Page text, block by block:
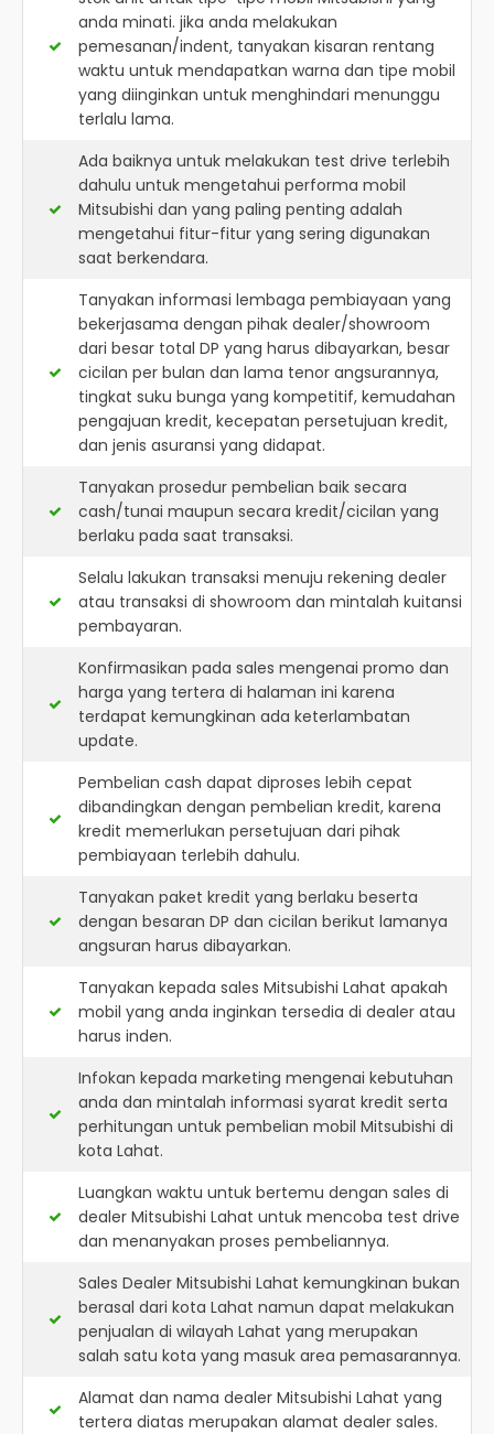
anda minati. jika anda melakukan
pemesanan/indent, tanyakan kisaran rentang
waktu untuk mendapatkan warna dan tipe mobil
yang diinginkan untuk menghindari menunggu
terlalu lama.
Ada baiknya untuk melakukan test drive terlebih
dahulu untuk mengetahui performa mobil
Mitsubishi dan yang paling penting adalah
mengetahui fitur-fitur yang sering digunakan
saat berkendara.
Tanyakan informasi lembaga pembiayaan yang
bekerjasama dengan pihak dealer/showroom
dari besar total DP yang harus dibayarkan, besar
cicilan per bulan dan lama tenor angsurannya,
tingkat suku bunga yang kompetitif, kemudahan
pengajuan kredit, kecepatan persetujuan kredit,
dan jenis asuransi yang didapat.
Tanyakan prosedur pembelian baik secara
cash/tunai maupun secara kredit/cicilan yang
berlaku pada saat transaksi.
Selalu lakukan transaksi menuju rekening dealer
atau transaksi di showroom dan mintalah kuitansi
pembayaran.
Konfirmasikan pada sales mengenai promo dan
harga yang tertera di halaman ini karena
terdapat kemungkinan ada keterlambatan
update.
Pembelian cash dapat diproses lebih cepat
dibandingkan dengan pembelian kredit, karena
kredit memerlukan persetujuan dari pihak
pembiayaan terlebih dahulu.
Tanyakan paket kredit yang berlaku beserta
dengan besaran DP dan cicilan berikut lamanya
angsuran harus dibayarkan.
Tanyakan kepada sales Mitsubishi Lahat apakah
mobil yang anda inginkan tersedia di dealer atau
harus inden.
Infokan kepada marketing mengenai kebutuhan
anda dan mintalah informasi syarat kredit serta
perhitungan untuk pembelian mobil Mitsubishi di
kota Lahat.
Luangkan waktu untuk bertemu dengan sales di
dealer Mitsubishi Lahat untuk mencoba test drive
dan menanyakan proses pembeliannya.
Sales Dealer Mitsubishi Lahat kemungkinan bukan
berasal dari kota Lahat namun dapat melakukan
penjualan di wilayah Lahat yang merupakan
salah satu kota yang masuk area pemasarannya.
Alamat dan nama dealer Mitsubishi Lahat yang
tertera diatas merupakan alamat dealer sales.